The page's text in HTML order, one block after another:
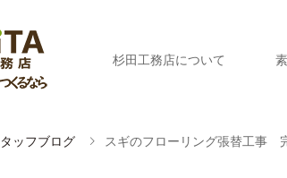
杉田工務店について
ッフブログ スギのフローリング張替工事